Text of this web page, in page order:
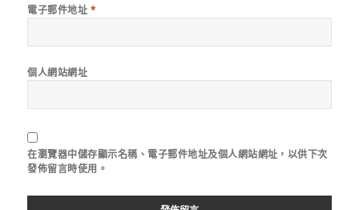
電子郵件地址 *
個人網站網址
在瀏覽器中儲存顯示名稱、電子郵件地址及個人網站網址，以供下次
發佈留言時使用。